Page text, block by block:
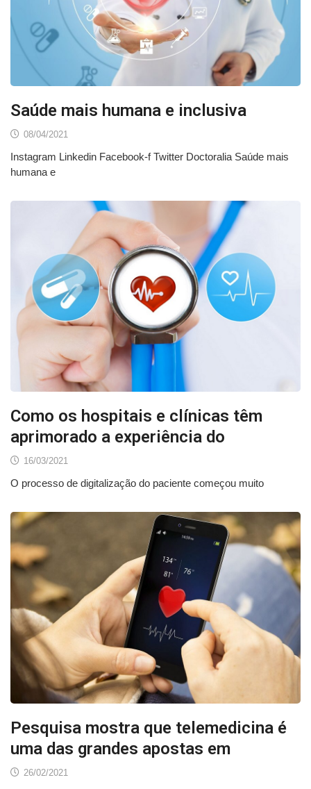
Saúde mais humana e inclusiva
08/04/2021
Instagram Linkedin Facebook-f Twitter Doctoralia Saúde mais
humana e
Como os hospitais e clínicas têm
aprimorado a experiência do
16/03/2021
O processo de digitalização do paciente começou muito
Pesquisa mostra que telemedicina é
uma das grandes apostas em
26/02/2021